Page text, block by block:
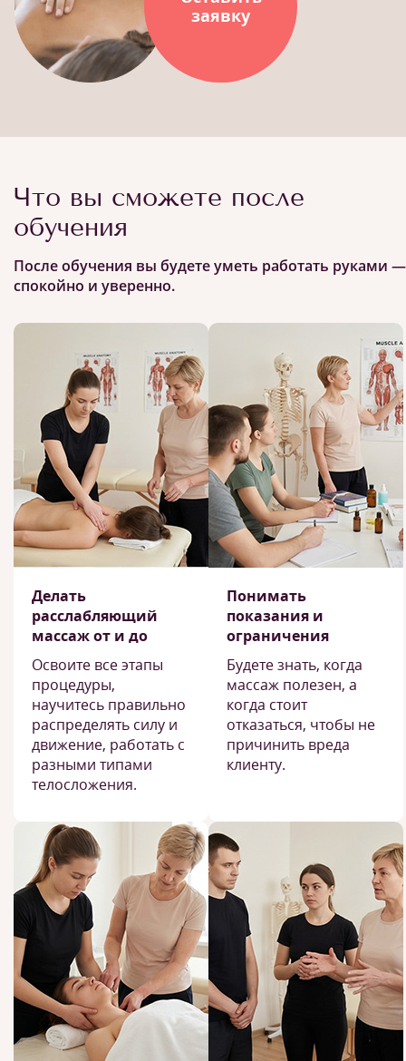
заявку
Что вы сможете после
обучения
После обучения вы будете уметь работать руками —
спокойно и уверенно.
Делать
расслабляющий
массаж от и до
Освоите все этапы
процедуры,
научитесь правильно
распределять силу и
движение, работать с
разными типами
телосложения.
Понимать
показания и
ограничения
Будете знать, когда
массаж полезен, а
когда стоит
отказаться, чтобы не
причинить вреда
клиенту.